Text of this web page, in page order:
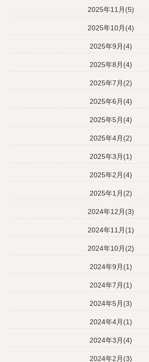
2025年11月(5)
2025年10月(4)
2025年9月(4)
2025年8月(4)
2025年7月(2)
2025年6月(4)
2025年5月(4)
2025年4月(2)
2025年3月(1)
2025年2月(4)
2025年1月(2)
2024年12月(3)
2024年11月(1)
2024年10月(2)
2024年9月(1)
2024年7月(1)
2024年5月(3)
2024年4月(1)
2024年3月(4)
2024年2月(3)